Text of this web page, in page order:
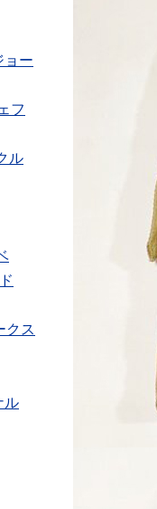
ョー
フ
ル
クス
ル